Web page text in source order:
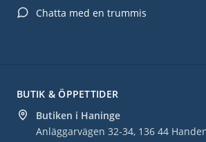
BUTIK & ÖPPETTIDER
Butiken i Haninge
Anläggarvägen 32-34, 136 44
Chatta med en trummis